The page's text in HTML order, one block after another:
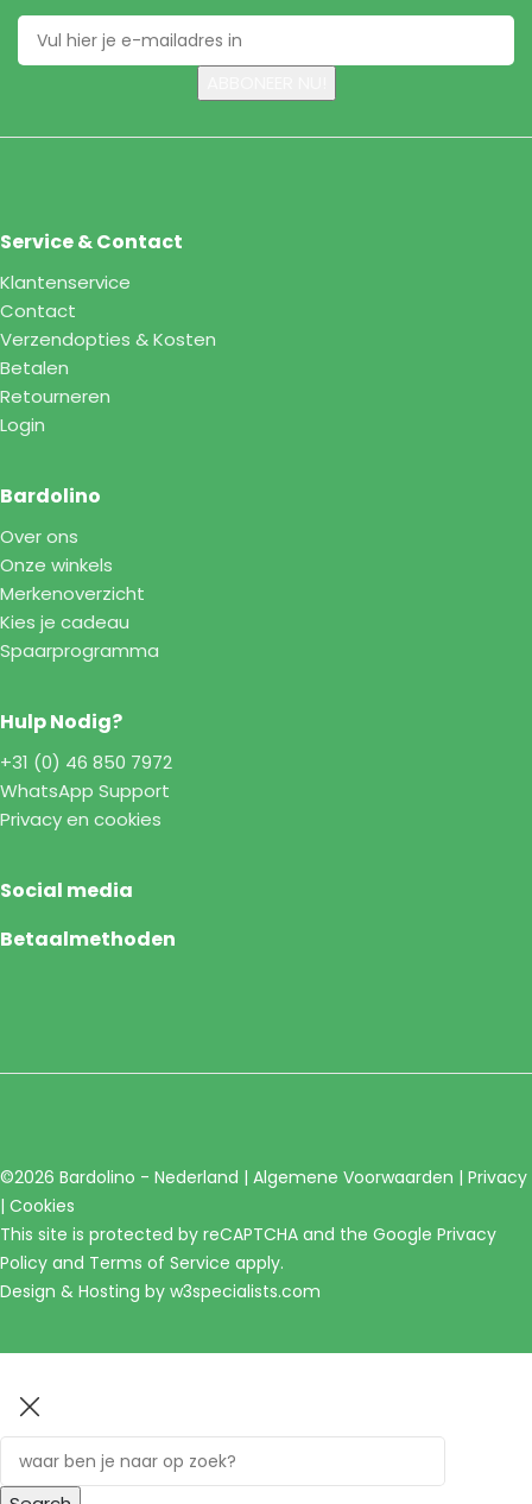
Service & Contact
Klantenservice
Contact
Verzendopties & Kosten
Betalen
Retourneren
Login
Bardolino
Over ons
Onze winkels
Merkenoverzicht
Kies je cadeau
Spaarprogramma
Hulp Nodig?
+31 (0) 46 850 7972
WhatsApp Support
Privacy en cookies
Social media
Betaalmethoden
©2026 Bardolino - Nederland | Algemene Voorwaarden | Privacy
| Cookies
This site is protected by reCAPTCHA and the Google Privacy
Policy and Terms of Service apply.
Design & Hosting by w3specialists.com